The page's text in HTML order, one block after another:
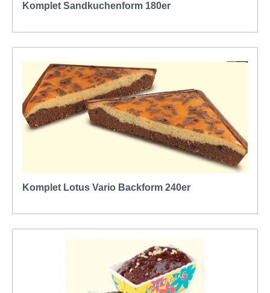
Komplet Sandkuchenform 180er
Komplet Lotus Vario Backform 240er